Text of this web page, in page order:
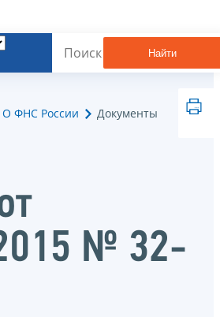
Найти
О ФНС России Документы
№ 32-